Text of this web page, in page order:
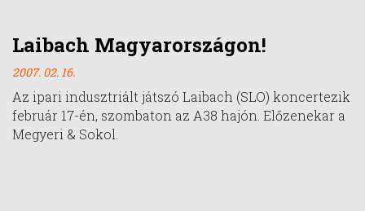
Laibach Magyarországon!
2007. 02. 16.
Az ipari indusztriált játszó Laibach (SLO) koncertezik
február 17-én, szombaton az A38 hajón. Előzenekar a
Megyeri & Sokol.